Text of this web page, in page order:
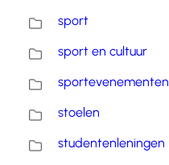
sport
sport en cultuur
sportevenementen
stoelen
studentenleningen